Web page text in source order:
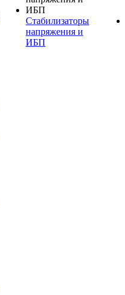
Стабилизаторы
напряжения и
ИБП